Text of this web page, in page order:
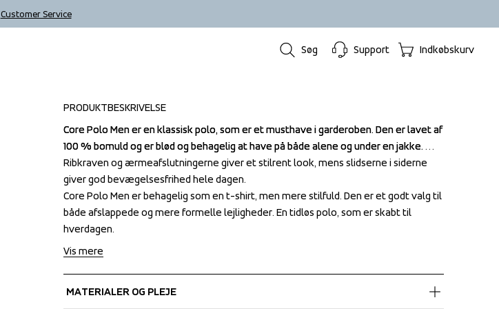
Customer Service
Søg Support Indkøbskurv
PRODUKTBESKRIVELSE
Core Polo Men er en klassisk polo, som er et musthave i garderoben. Den er lavet af
100 % bomuld og er blød og behagelig at have på både alene og under en jakke.
Ribkraven og ærmeafslutningerne giver et stilrent look, mens slidserne i siderne
giver god bevægelsesfrihed hele dagen.
Core Polo Men er behagelig som en t-shirt, men mere stilfuld. Den er et godt valg til
både afslappede og mere formelle lejligheder. En tidløs polo, som er skabt til
hverdagen.
Core Polo Men er en klassisk polo, som er et musthave i garderoben. Den er lavet af
100 % bomuld og er blød og behagelig at have på både alene og under en jakke.
Ribkraven og ærmeafslutningerne giver et stilrent look, mens slidserne i siderne
giver god bevægelsesfrihed hele dagen.
Core Polo Men er behagelig som en t-shirt, men mere stilfuld. Den er et godt valg til
både afslappede og mere formelle lejligheder. En tidløs polo, som er skabt til
hverdagen.
Vis mere
MATERIALER OG PLEJE